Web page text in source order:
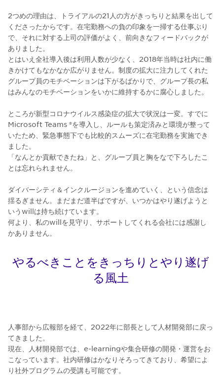
2つめの理由は、トライアルの21人の方がきっちりと結果を出して
くださったからです。在宅勤務への負の印象を一掃する仕事ぶり
で、それに対する上司の評価がよく、前向きなフィードバックが
ありました。
とはいえ全社導入後は利用人数が少なく、2018年当時は社内に働
きかけてもなかなか広がりません。制度の拡大に注力してくれた
グループ員のモチベーションは下がるばかりで、グループ長の私
はみんなのモチベーションをいかに維持するかに腐心しました。
ところが新型コロナウイルス感染症の拡大で状況は一変。すでに
Microsoft Teams ®を導入し、ルールも策定済みと環境が整って
いたため、緊急事態下でも比較的スムーズに在宅勤務を実施でき
ました。
「なんとか貢献できたね」と、グループ員と胸をなで下ろしたこ
とは忘れられません。
ダイバーシティ＆インクルージョンを進めていく、という信念は
揺るぎません。まだまだ道半ばですが、いつかはやり遂げようと
いうwillは持ち続けています。
何より、私のwillを見守り、サポートしてくれる会社には感謝し
かありません。
やるべきことをきっちりとやり遂げ
る風土
人事部から広報部を経て、2022年に部長として人材開発部に戻っ
てきました。
現在、人材開発部では、e-learningや集合研修の開発・運営をお
こなっています。社内研修はかなりそろってきており、希望によ
り社外プログラムの受講も可能です。